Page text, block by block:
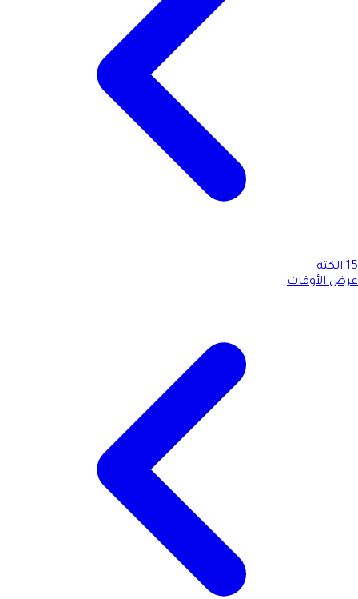
15 الكته
عرض الأوقات